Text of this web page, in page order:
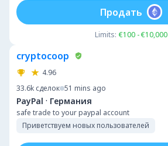
Limits: €100 - €10,000
Продать
cryptocoop
4.96
33.6k сделок 51 mins ago
PayPal · Германия
safe trade to your paypal account
Приветствуем новых пользователей